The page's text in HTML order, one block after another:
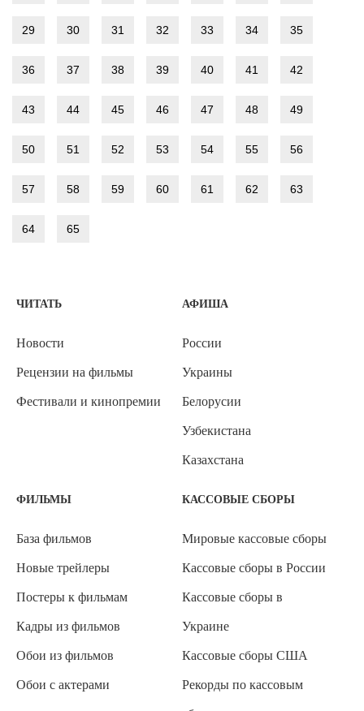
29 30 31 32 33 34 35
36 37 38 39 40 41 42
43 44 45 46 47 48 49
50 51 52 53 54 55 56
57 58 59 60 61 62 63
64 65
ЧИТАТЬ
Новости
Рецензии на фильмы
Фестивали и кинопремии
АФИША
России
Украины
Белорусии
Узбекистана
Казахстана
ФИЛЬМЫ
База фильмов
Новые трейлеры
Постеры к фильмам
Кадры из фильмов
Обои из фильмов
Обои с актерами
КАССОВЫЕ СБОРЫ
Мировые кассовые сборы
Кассовые сборы в России
Кассовые сборы в
Украине
Кассовые сборы США
Рекорды по кассовым